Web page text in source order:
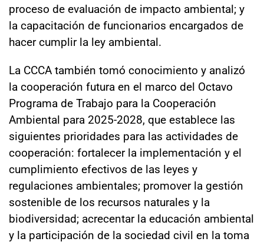
proceso de evaluación de impacto ambiental; y
la capacitación de funcionarios encargados de
hacer cumplir la ley ambiental.
La CCCA también tomó conocimiento y analizó
la cooperación futura en el marco del Octavo
Programa de Trabajo para la Cooperación
Ambiental para 2025-2028, que establece las
siguientes prioridades para las actividades de
cooperación: fortalecer la implementación y el
cumplimiento efectivos de las leyes y
regulaciones ambientales; promover la gestión
sostenible de los recursos naturales y la
biodiversidad; acrecentar la educación ambiental
y la participación de la sociedad civil en la toma